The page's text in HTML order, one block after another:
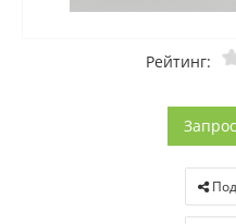
Рейтинг: